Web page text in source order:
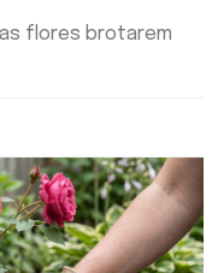
flores brotarem